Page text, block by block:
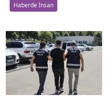
Haberde İnsan